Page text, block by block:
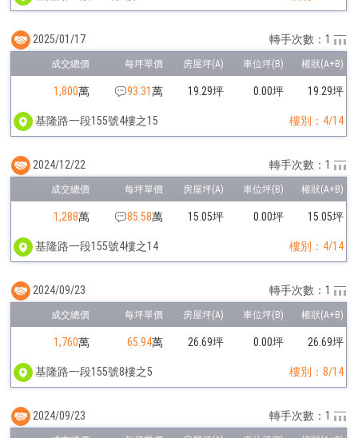
1,800萬 93.31萬 19.29坪 0.00坪 19.29坪
基隆路一段155號4樓之15 樓別：4/14
2025/01/17 轉手次數：1
1,288萬 85.58萬 15.05坪 0.00坪 15.05坪
基隆路一段155號4樓之14 樓別：4/14
2024/12/22 轉手次數：1
1,760萬 65.94萬 26.69坪 0.00坪 26.69坪
基隆路一段155號8樓之5 樓別：8/14
2024/09/23 轉手次數：1
2024/09/23 轉手次數：1